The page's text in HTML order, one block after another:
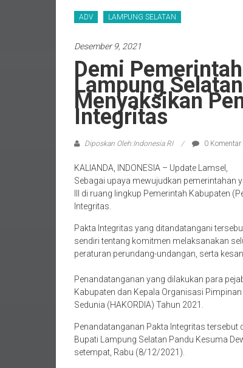
ADV LAMPUNG SELATAN
Desember 9, 2021
Demi
Lampung
Menyaksikan
Integritas
Diposkan Oleh:Indonesia RI 0 Komentar
KALIANDA, INDONESIA – Update Lamsel,
Sebagai upaya mewujudkan pemerintahan
III di ruang lingkup Pemerintah Kabupaten
Integritas.
Pakta Integritas yang ditandatangani
sendiri tentang komitmen melaksanakan
peraturan perundang-undangan, serta
Penandatanganan yang dilakukan para
Kabupaten dan Kepala Organisasi
Sedunia (HAKORDIA) Tahun 2021.
Penandatanganan Pakta Integritas tersebut
Bupati Lampung Selatan Pandu Kesuma
setempat, Rabu (8/12/2021).